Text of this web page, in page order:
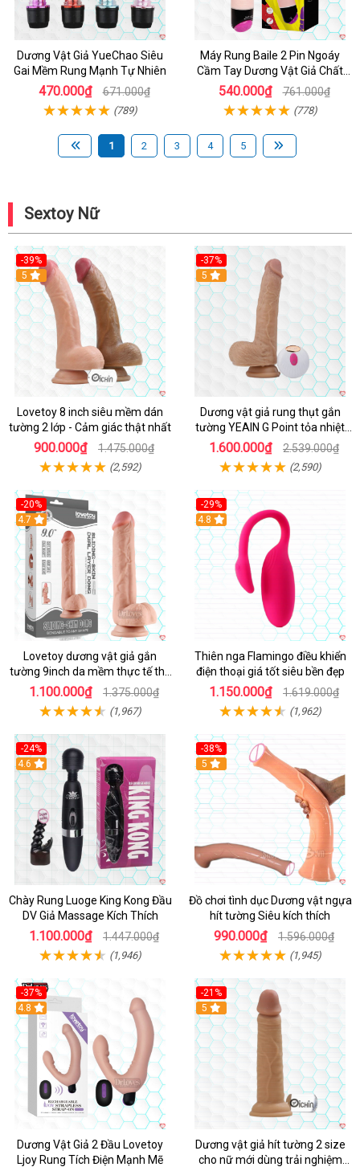
Dương Vật Giả YueChao Siêu
Gai Mềm Rung Mạnh Tự Nhiên
470.000₫ 671.000₫
(789)
Máy Rung Baile 2 Pin Ngoáy
Cầm Tay Dương Vật Giả Chất
Lượng
540.000₫ 761.000₫
(778)
1 2 3 4 5
Sextoy Nữ
-39%
Hot
5
Lovetoy 8 inch siêu mềm dán
tường 2 lớp - Cảm giác thật nhất
900.000₫ 1.475.000₫
(2,592)
-37%
5
Dương vật giả rung thụt gắn
tường YEAIN G Point tỏa nhiệt
điều khiển từ xa
1.600.000₫ 2.539.000₫
(2,590)
-20%
Hot
4.7
Lovetoy dương vật giả gắn
tường 9inch da mềm thực tế thú
vị
1.100.000₫ 1.375.000₫
(1,967)
-29%
Hot
4.8
Thiên nga Flamingo điều khiển
điện thoại giá tốt siêu bền đẹp
1.150.000₫ 1.619.000₫
(1,962)
-24%
4.6
Chày Rung Luoge King Kong Đầu
DV Giả Massage Kích Thích
1.100.000₫ 1.447.000₫
(1,946)
-38%
Hot
5
Đồ chơi tình dục Dương vật ngựa
hít tường Siêu kích thích
990.000₫ 1.596.000₫
(1,945)
-37%
Hot
4.8
Dương Vật Giả 2 Đầu Lovetoy
Ljoy Rung Tích Điện Mạnh Mẽ
-21%
Hot
5
Dương vật giả hít tường 2 size
cho nữ mới dùng trải nghiệm